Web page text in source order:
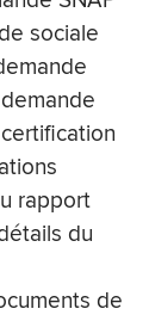
sociale
rapport
du
de